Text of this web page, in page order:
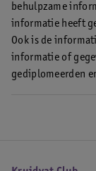
behulpzame
informatie heeft
Ook is de
informatie of
gediplomeerden